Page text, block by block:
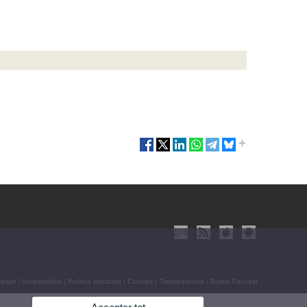
Accessibilitat Política privacitat Cookies Transparència Bústia Facultat